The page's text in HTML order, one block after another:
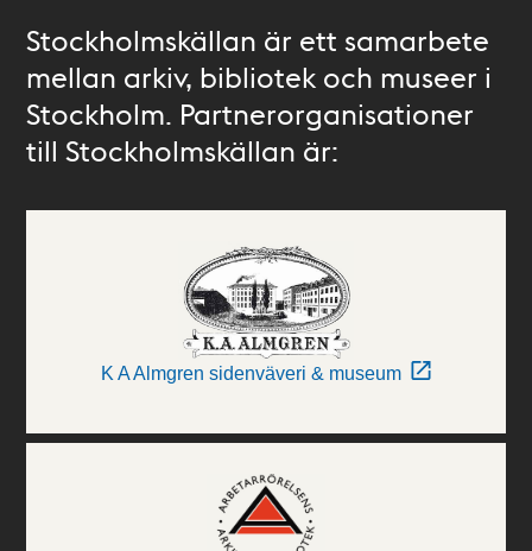
Stockholmskällan är ett samarbete
mellan arkiv, bibliotek och museer i
Stockholm. Partnerorganisationer
till Stockholmskällan är:
K A Almgren sidenväveri & museum